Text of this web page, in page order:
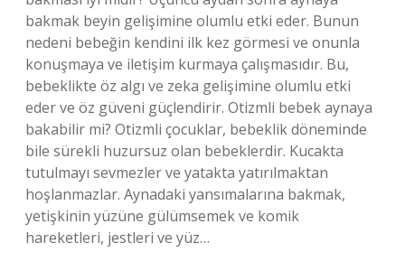
bakmak beyin gelişimine olumlu etki eder. Bunun
nedeni bebeğin kendini ilk kez görmesi ve onunla
konuşmaya ve iletişim kurmaya çalışmasıdır. Bu,
bebeklikte öz algı ve zeka gelişimine olumlu etki
eder ve öz güveni güçlendirir. Otizmli bebek aynaya
bakabilir mi? Otizmli çocuklar, bebeklik döneminde
bile sürekli huzursuz olan bebeklerdir. Kucakta
tutulmayı sevmezler ve yatakta yatırılmaktan
hoşlanmazlar. Aynadaki yansımalarına bakmak,
yetişkinin yüzüne gülümsemek ve komik
hareketleri, jestleri ve yüz…